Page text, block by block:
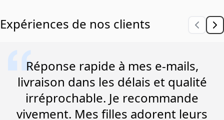
Expériences de nos clients
Réponse rapide à mes e-mails,
livraison dans les délais et qualité
irréprochable. Je recommande
vivement. Mes filles adorent leurs